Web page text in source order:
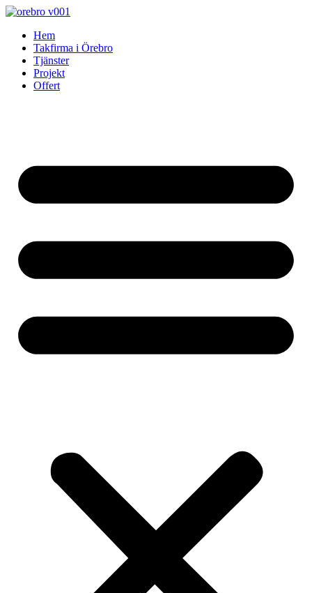
Skip
contentHem
Takfirma i Örebro
Tjänster
Projekt
Offert